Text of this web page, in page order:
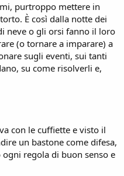
purtroppo mettere in
È così dalla notte dei
neve o gli orsi fanno il loro
(o tornare a imparare) a
sugli eventi, sui tanti
su come risolverli e,
con le cuffiette e visto il
un bastone come difesa,
regola di buon senso e